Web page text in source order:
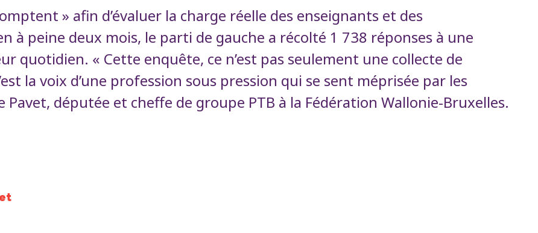
» afin d’évaluer la charge réelle des enseignants et des
à peine deux mois, le parti de gauche a récolté 1 738 réponses à une
quotidien. « Cette enquête, ce n’est pas seulement une collecte de
la voix d’une profession sous pression qui se sent méprisée par les
députée et cheffe de groupe PTB à la Fédération Wallonie-Bruxelles.